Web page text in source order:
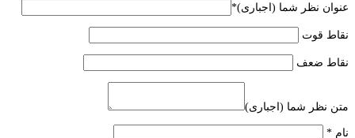
عنوان نظر شما (اجباری)*
نقاط قوت
نقاط ضعف
متن نظر شما (اجباری)
نام *